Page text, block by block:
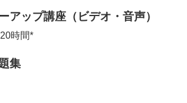
アップ講座（ビデオ・音声）
時間*
集